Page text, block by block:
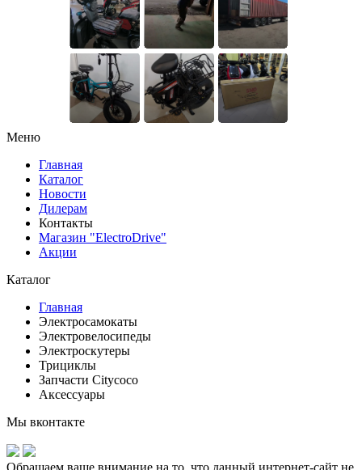
Меню
Главная
Каталог
Новости
Дилерам
Контакты
Магазин "ElectroDrive"
Акции
Каталог
Главная
Электросамокаты
Электровелосипеды
Электроскутеры
Трициклы
Запчасти Citycoco
Аксессуары
Мы вконтакте
Обращаем ваше внимание на то, что данный интернет-сайт не